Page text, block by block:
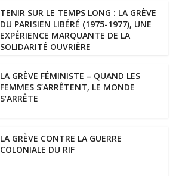
TENIR SUR LE TEMPS LONG : LA GRÈVE
DU PARISIEN LIBÉRÉ (1975-1977), UNE
EXPÉRIENCE MARQUANTE DE LA
SOLIDARITÉ OUVRIÈRE
LA GRÈVE FÉMINISTE – QUAND LES
FEMMES S’ARRÊTENT, LE MONDE
S’ARRÊTE
LA GRÈVE CONTRE LA GUERRE
COLONIALE DU RIF